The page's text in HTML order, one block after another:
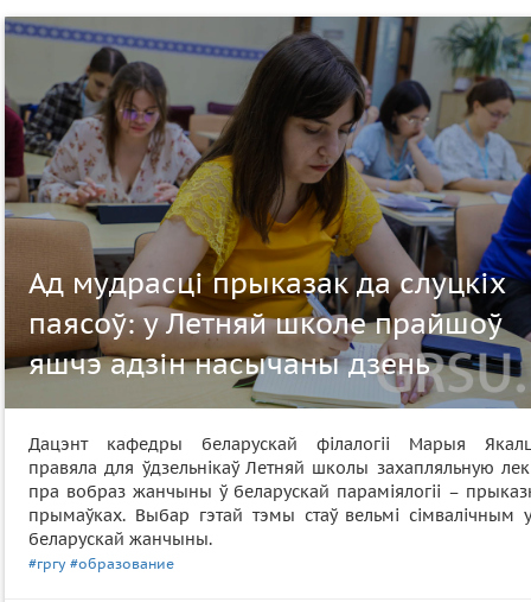
Ад мудрасці прыказак да слуцкіх
паясоў: у Летняй школе прайшоў
яшчэ адзін насычаны дзень
Дацэнт кафедры беларускай філалогіі Марыя
правяла для ўдзельнікаў Летняй школы захапляльную
пра вобраз жанчыны ў беларускай параміялогіі –
прымаўках. Выбар гэтай тэмы стаў вельмі сімвалічным
беларускай жанчыны.
#гргу #образование